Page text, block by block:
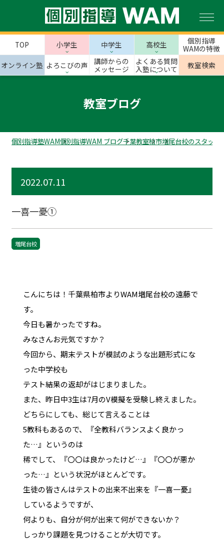
TOP 小学生 中学生 高校生
個別指導
WAMの特徴
オンライン塾 よろこびの声
講師からの
メッセージ
よくある質問
入塾について
教室検索
教室ブログ
個別指導塾WAM個別指導WAM ブログ千葉教室柏市増尾台校のスタッフ
2022.07.11
一喜一憂①
増尾台校
こんにちは！千葉県柏市よりWAM増尾台校の遠藤で
す。
今日も暑かったですね。
みなさんお元気ですか？
今回から、期末テストが模試のような出題形式にな
った中学校も
テスト結果の返却がはじまりました。
また、昨日中3生は7月のV模擬を受験し終えました。
どちらにしても、総じて言えることは
5教科もあるので、『全教科バランスよく良かっ
た…』というのは
稀でして、『〇〇は良かったけど…』『〇〇が悪か
った…』という状況がほとんどです。
生徒の皆さんはテストの出来不出来を『一喜一憂』
しているようですが、
何よりも、自分が何が出来て何ができないか？
しっかり課題を見つけることが大切です。